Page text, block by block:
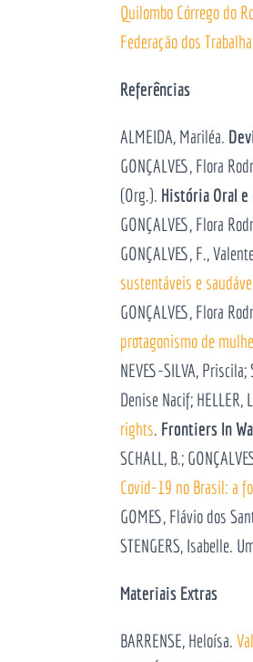
Quilombo Córrego do
Federação dos
Referências
ALMEIDA, Mariléa.
GONÇALVES, Flora
(Org.). História Oral e
GONÇALVES, Flora
GONÇALVES, F.,
sustentáveis e
GONÇALVES, Flora
protagonismo de
NEVES-SILVA, Priscila;
Denise Nacif; HELLER,
rights. Frontiers In
SCHALL, B.;
Covid-19 no Brasil: a
GOMES, Flávio dos
STENGERS, Isabelle.
Materiais Extras
BARRENSE, Heloísa.